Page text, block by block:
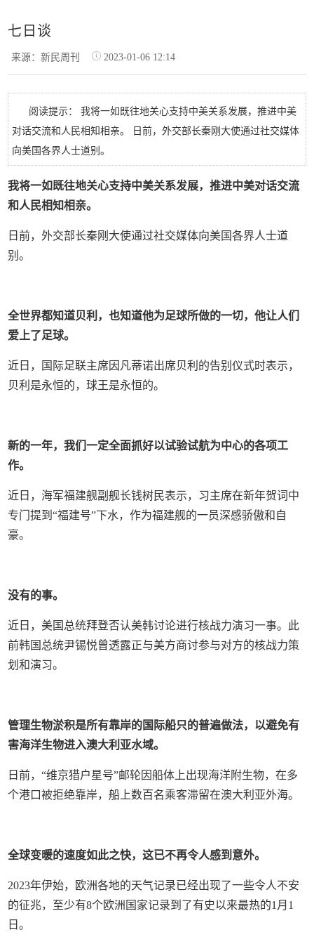
七日谈
来源：新民周刊 2023-01-06 12:14
阅读提示： 我将一如既往地关心支持中美关系发展，推进中美
对话交流和人民相知相亲。 日前，外交部长秦刚大使通过社交媒体
向美国各界人士道别。
我将一如既往地关心支持中美关系发展，推进中美对话交流
和人民相知相亲。
日前，外交部长秦刚大使通过社交媒体向美国各界人士道
别。
全世界都知道贝利，也知道他为足球所做的一切，他让人们
爱上了足球。
近日，国际足联主席因凡蒂诺出席贝利的告别仪式时表示，
贝利是永恒的，球王是永恒的。
新的一年，我们一定全面抓好以试验试航为中心的各项工
作。
近日，海军福建舰副舰长钱树民表示，习主席在新年贺词中
专门提到“福建号”下水，作为福建舰的一员深感骄傲和自
豪。
没有的事。
近日，美国总统拜登否认美韩讨论进行核战力演习一事。此
前韩国总统尹锡悦曾透露正与美方商讨参与对方的核战力策
划和演习。
管理生物淤积是所有靠岸的国际船只的普遍做法，以避免有
害海洋生物进入澳大利亚水域。
日前，“维京猎户星号”邮轮因船体上出现海洋附生物，在多
个港口被拒绝靠岸，船上数百名乘客滞留在澳大利亚外海。
全球变暖的速度如此之快，这已不再令人感到意外。
2023年伊始，欧洲各地的天气记录已经出现了一些令人不安
的征兆，至少有8个欧洲国家记录到了有史以来最热的1月1
日。